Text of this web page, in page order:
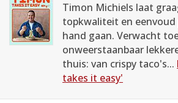
Timon Michiels laat
topkwaliteit en
hand gaan. Verwacht
onweerstaanbaar
thuis: van crispy taco's...
takes it easy'